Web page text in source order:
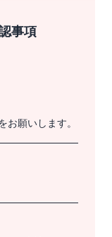
事項
お願いします。